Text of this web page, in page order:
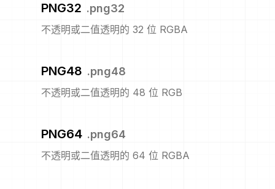
PNG32 .png32
不透明或二值透明的 32 位 RGBA
PNG48 .png48
不透明或二值透明的 48 位 RGB
PNG64 .png64
不透明或二值透明的 64 位 RGBA